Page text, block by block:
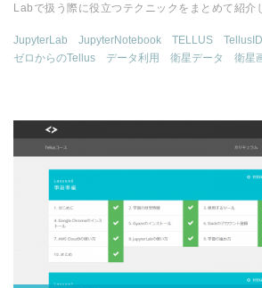
Labで扱う際に役立つテクニックをまとめて紹介
JupyterLab JupyterNotebook TELLUS
ゼロからのTellus
データ利用 衛星データ 衛星